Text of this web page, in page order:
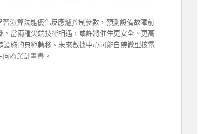
演算法能優化反應爐控制參數，預測設備故障前
當兩種尖端技術相遇，或許將催生更安全、更高
施的典範轉移。未來數據中心可能自帶微型核電
商業計畫書。